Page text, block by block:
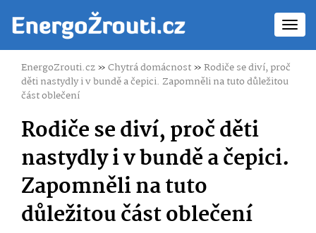
EnergoZrouti.cz»Chytrá domácnost»Rodiče se diví, proč
děti nastydly i v bundě a čepici. Zapomněli na tuto důležitou
část oblečení
Rodiče se diví, proč děti
nastydly i v bundě a čepici.
Zapomněli na tuto
důležitou část oblečení